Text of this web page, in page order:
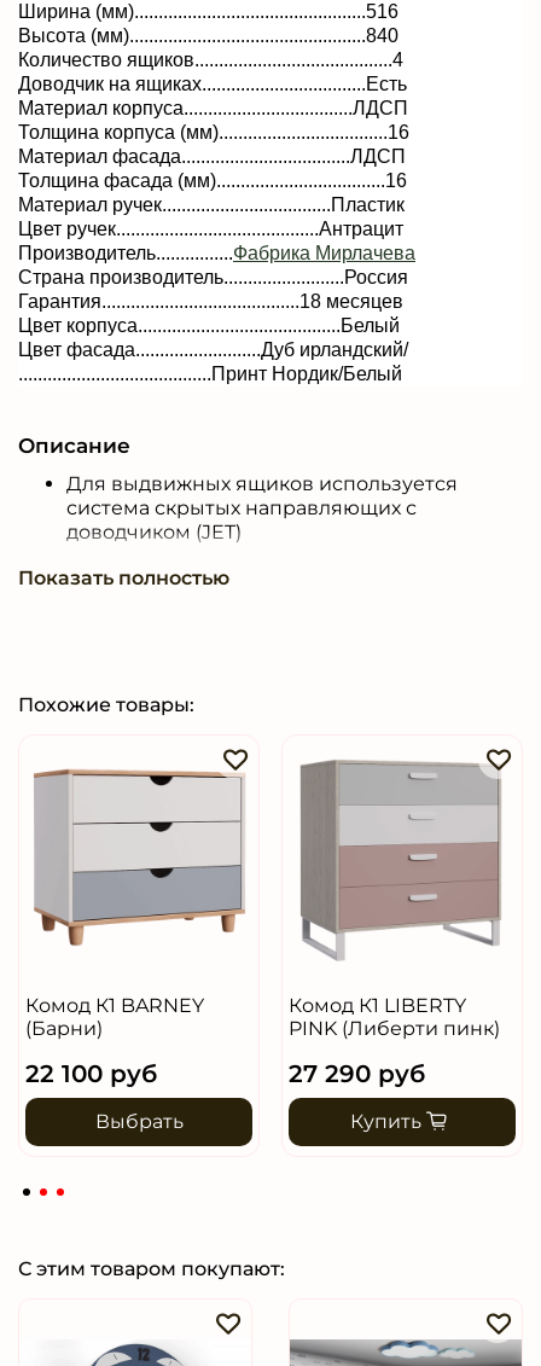
Ширина (мм)................................................516
Высота (мм).................................................840
Количество ящиков.........................................4
Доводчик на ящиках..................................Есть
Материал корпуса...................................ЛДСП
Толщина корпуса (мм)...................................16
Материал фасада...................................ЛДСП
Толщина фасада (мм)...................................16
Материал ручек...................................Пластик
Цвет ручек..........................................Антрацит
Производитель................Фабрика Мирлачева
Страна производитель.........................Россия
Гарантия.........................................18 месяцев
Цвет корпуса..........................................Белый
Цвет фасада..........................Дуб ирландский/
........................................Принт Нордик/Белый
Описание
Для выдвижных ящиков используется
система скрытых направляющих с
доводчиком (JET)
Ручки бренда Gamet (Польша)
Показать полностью
Похожие товары:
Комод К1 BARNEY
(Барни)
22 100 руб
Выбрать
Комод К1 LIBERTY
PINK (Либерти пинк)
27 290 руб
Купить
С этим товаром покупают: